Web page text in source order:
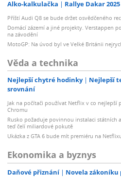
Alko-kalkulačka Rallye Dakar 2025
Příští Audi Q8 se bude držet osvědčeného
Domácí zázemí a jiné projekty. Verstappen
na závodění
MotoGP: Na úvod byl ve Velké Británii
Věda a technika
Nejlepší chytré hodinky Nejlepší
srovnání
Jak na počítači používat Netflix v co nejlepší
Chromu
Rusko požaduje povinnou instalaci státních
teď čelí miliardové pokutě
Ukázka z GTA 6 bude mít premiéru na
Ekonomika a byznys
Daňové přiznání Novela zákoníku